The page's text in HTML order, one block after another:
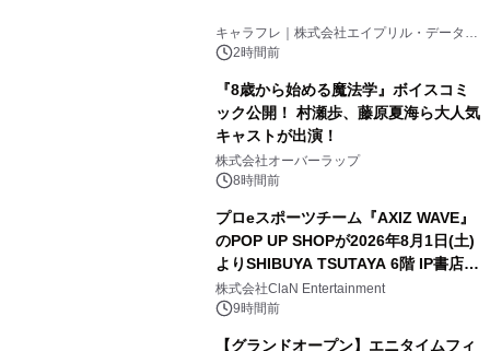
キャラフレ｜株式会社エイプリル・データ・
デザインズ
2時間前
『8歳から始める魔法学』ボイスコミ
ック公開！ 村瀬歩、藤原夏海ら大人気
キャストが出演！
株式会社オーバーラップ
8時間前
プロeスポーツチーム『AXIZ WAVE』
のPOP UP SHOPが2026年8月1日(土)
よりSHIBUYA TSUTAYA 6階 IP書店で
開催決定！！
株式会社ClaN Entertainment
9時間前
【グランドオープン】エニタイムフィ